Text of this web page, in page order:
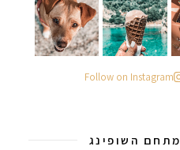
Follow on Instagram
מתחם השופינג